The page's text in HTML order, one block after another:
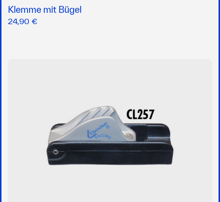
Klemme mit Bügel
24,90 €